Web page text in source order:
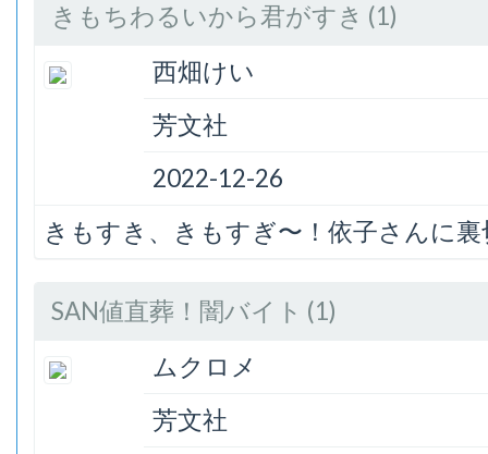
きもちわるいから君がすき (1)
西畑けい
芳文社
2022-12-26
きもすき、きもすぎ〜！依子さんに
SAN値直葬！闇バイト (1)
ムクロメ
芳文社